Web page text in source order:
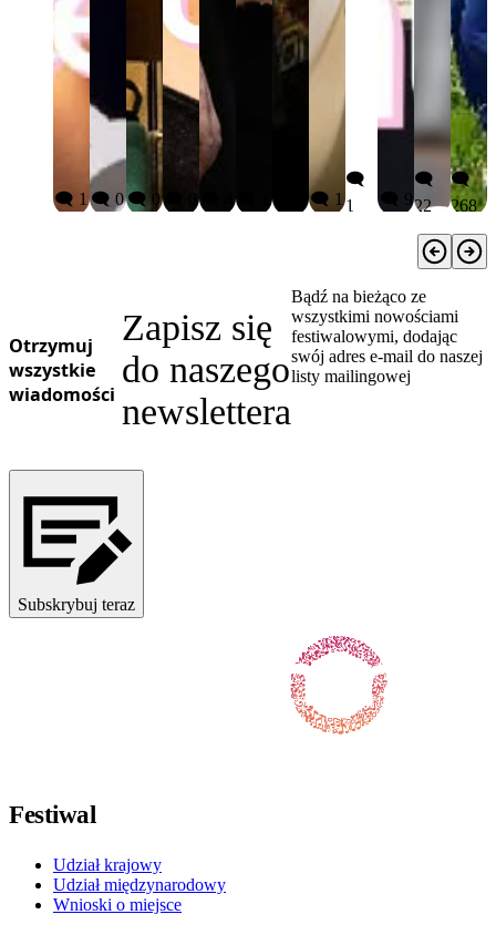
🗨️ 1 🗨️ 0 🗨️ 0 🗨️ 1
🗨️
1
🗨️ 9
🗨️
22
🗨️
268
Otrzymuj
wszystkie
wiadomości
Zapisz się
do naszego
newslettera
Bądź na bieżąco ze
wszystkimi nowościami
festiwalowymi, dodając
swój adres e-mail do naszej
listy mailingowej
Subskrybuj teraz
Festiwal
Udział krajowy
Udział międzynarodowy
Wnioski o miejsce